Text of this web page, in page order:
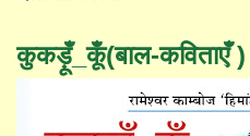
कुकड़ूँ_कूँ(बाल-कविताएँ )